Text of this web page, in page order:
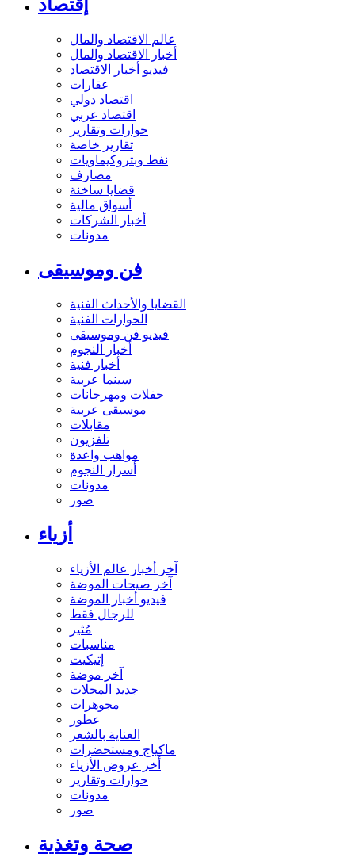
إقتصاد
عالم الاقتصاد والمال
أخبار الاقتصاد والمال
فيديو أخبار الاقتصاد
عقارات
اقتصاد دولي
اقتصاد عربي
حوارات وتقارير
تقارير خاصة
نفط وبتروكيماويات
مصارف
قضايا ساخنة
أسواق مالية
أخبار الشركات
مدونات
فن وموسيقى
القضايا والأحداث الفنية
الحوارات الفنية
فيديو فن وموسيقى
أخبار النجوم
أخبار فنية
سينما عربية
حفلات ومهرجانات
موسيقى عربية
مقابلات
تلفزيون
مواهب واعدة
أسرار النجوم
مدونات
صور
أزياء
آخر أخبار عالم الأزياء
آخر صيحات الموضة
فيديو أخبار الموضة
للرجال فقط
مُثير
مناسبات
إتيكيت
آخر موضة
جديد المحلات
مجوهرات
عطور
العناية بالشعر
ماكياج ومستحضرات
أخر عروض الأزياء
حوارات وتقارير
مدونات
صور
صحة وتغذية